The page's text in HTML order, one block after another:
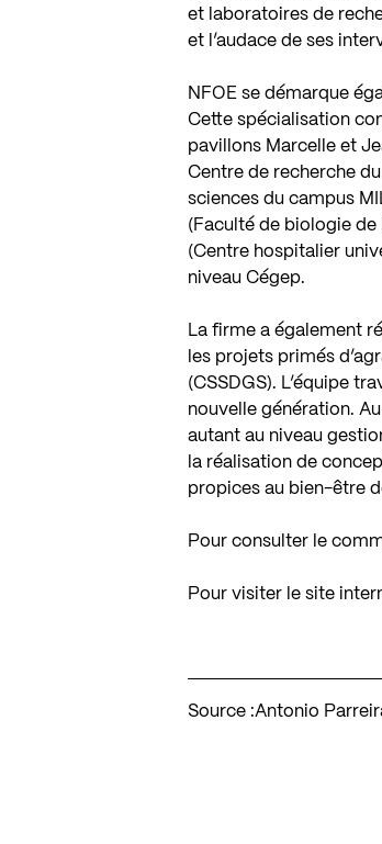
et laboratoires de
et l’audace de ses
NFOE se démarque
Cette spécialisation
pavillons Marcelle et
Centre de recherche
sciences du campus
(Faculté de biologie de
(Centre hospitalier
niveau Cégep.
La firme a également
les projets primés
(CSSDGS). L’équipe
nouvelle génération.
autant au niveau
la réalisation de
propices au bien-être
Pour consulter le
Pour visiter le site
Source :Antonio